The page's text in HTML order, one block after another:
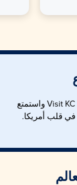
احصل على أحدث إرشادات السفر من Visit KC واستمتع
في قلب أمريكا.